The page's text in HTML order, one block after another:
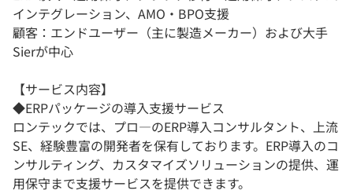
インテグレーション、AMO・BPO支援
顧客：エンドユーザー（主に製造メーカー）および大手
Sierが中心
【サービス内容】
◆ERPパッケージの導入支援サービス
ロンテックでは、プロ―のERP導入コンサルタント、上流
SE、経験豊富の開発者を保有しております。ERP導入のコ
ンサルティング、カスタマイズソリューションの提供、運
用保守まで支援サービスを提供できます。